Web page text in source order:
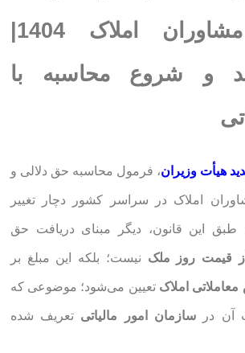
و شروع محاسبه با
هیأت وزیران، فرمول محاسبه حق دلالی و
املاک در سراسر کشور دچار تغییر
این قانون، دیگر مبنای دریافت حق
قیمت روز ملک نیست؛ بلکه این مبلغ بر
املاک تعیین می‌شود؛ موضوعی که
آن در سازمان امور مالیاتی تعریف شده